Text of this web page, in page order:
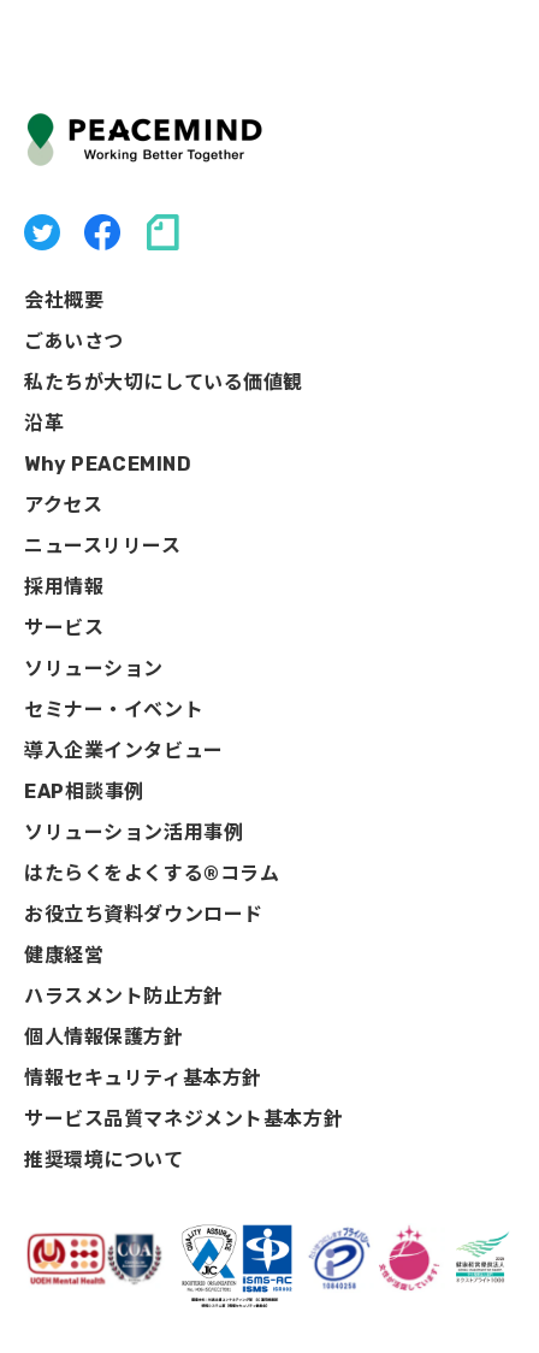
会社概要
ごあいさつ
私たちが大切にしている価値観
沿革
Why PEACEMIND
アクセス
ニュースリリース
採用情報
サービス
ソリューション
セミナー・イベント
導入企業インタビュー
EAP相談事例
ソリューション活用事例
はたらくをよくする®コラム
お役立ち資料ダウンロード
健康経営
ハラスメント防止方針
個人情報保護方針
情報セキュリティ基本方針
サービス品質マネジメント基本方針
推奨環境について